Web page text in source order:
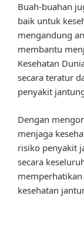
Buah-buahan
baik untuk
mengandung
membantu
Kesehatan
secara teratur
penyakit
Dengan
menjaga
risiko penyakit
secara
kesehatan